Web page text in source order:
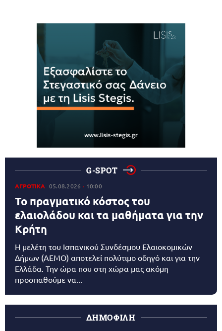
G-SPOT
ΑΓΡΟΤΙΚΑ 05.08.2026 10:00
Το πραγματικό κόστος του
ελαιολάδου και τα μαθήματα για την
Κρήτη
Η μελέτη του Ισπανικού Συνδέσμου Ελαιοκομικών
Δήμων (AEMO) αποτελεί πολύτιμο οδηγό και για την
Ελλάδα. Την ώρα που στη χώρα μας ακόμη
προσπαθούμε να...
ΔΗΜΟΦΙΛΗ